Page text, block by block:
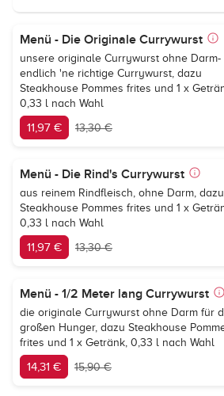
Menü - Die Originale Currywurst
unsere originale Currywurst ohne Darm-
endlich 'ne richtige Currywurst, dazu
Steakhouse Pommes frites und 1 x
0,33 l nach Wahl
11,97 € 13,30 €
Menü - Die Rind's Currywurst
aus reinem Rindfleisch, ohne Darm, dazu
Steakhouse Pommes frites und 1 x
0,33 l nach Wahl
11,97 € 13,30 €
Menü - 1/2 Meter lang Currywurst
die originale Currywurst ohne Darm für
großen Hunger, dazu Steakhouse
frites und 1 x Getränk, 0,33 l nach Wahl
14,31 € 15,90 €